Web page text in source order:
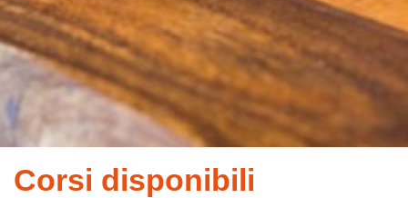
Corsi disponibili